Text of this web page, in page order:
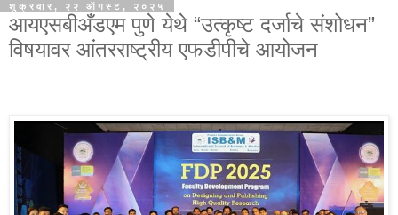
शुक्रवार, २२ ऑगस्ट, २०२५
आयएसबीअँडएम पुणे येथे “उत्कृष्ट दर्जाचे संशोधन”
विषयावर आंतरराष्ट्रीय एफडीपीचे आयोजन